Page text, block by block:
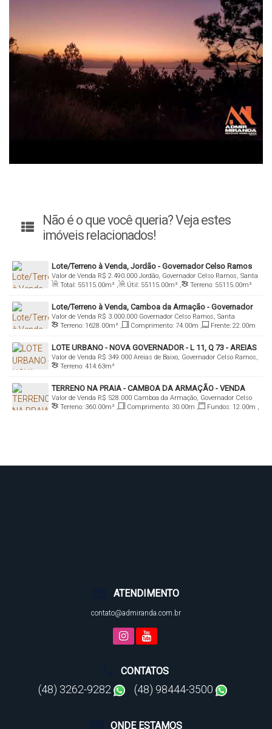
Não é o que você queria? Veja estes
imóveis relacionados!
Lote/Terreno à Venda, Jordão - Governador Celso Ramos
R$ 2.490.000
Valor de Venda
Jordão, Governador Celso Ramos, Santa
Catarina, Brasil
Total: 55115.00m² , Útil: 55115.00m² , Terreno: 55115.00m²
Lote/Terreno à Venda, Camboa da Armação - Governador
Celso Ramos R$ 3.000.000
Valor de Venda
Governador Celso Ramos, Santa
Catarina, Brasil
Terreno: 1628.00m² , Comprimento: 74.00m , Frente: 22.00m
LOTE URBANO - NOVA GOVERNADOR - L 11, Q 73 - AREIAS
DE BAIXO
R$ 349.000
Valor de Venda
Areias de Baixo, Governador Celso Ramos,
Santa Catarina, Brasil
Terreno: 414.63m²
TERRENO NA PRAIA - CAMBOA DA ARMAÇÃO - VENDA
R$ 528.000
Valor de Venda
Camboa da Armação, Governador Celso
Ramos, Santa Catarina, Brasil
Terreno: 360.00m² , Comprimento: 30.00m , Fundos: 12.00m ,
ATENDIMENTO
contato@admiranda.com.br
CONTATOS
(48) 3262-9282 (48) 98444-3500
ONDE ESTAMOS